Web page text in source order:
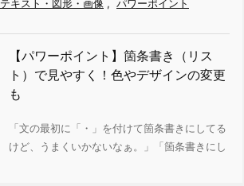
テキスト・図形・画像 , パワーポイント
【パワーポイント】箇条書き（リス
ト）で見やすく！色やデザインの変更
も
「文の最初に「・」を付けて箇条書きにしてる
けど、うまくいかないなぁ。」
「箇条書きにし